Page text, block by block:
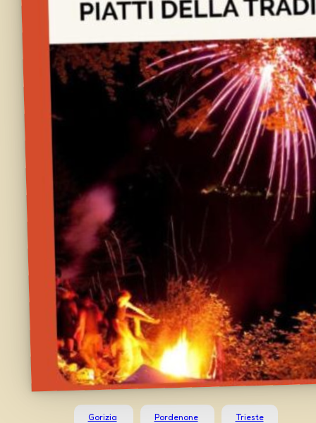
Gorizia Pordenone Trieste